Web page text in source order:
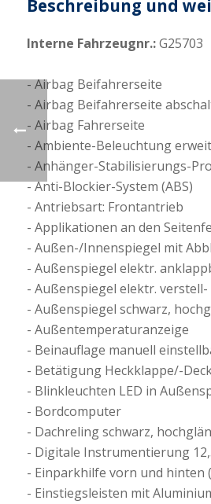
Beschreibung und
Interne Fahrzeugnr.:G25703
Airbag Beifahrerseite
Airbag Beifahrerseite
Airbag Fahrerseite
Ambiente-Beleuchtung
Anhänger-Stabilisierungs-
Anti-Blockier-System (ABS)
Antriebsart: Frontantrieb
Applikationen an den
Außen-/Innenspiegel mit
Außenspiegel elektr.
Außenspiegel elektr.
Außenspiegel schwarz,
Außentemperaturanzeige
Beinauflage manuell
Betätigung Heckklappe/-
Blinkleuchten LED in
Bordcomputer
Dachreling schwarz,
Digitale Instrumentierung
Einparkhilfe vorn und
Einstiegsleisten mit